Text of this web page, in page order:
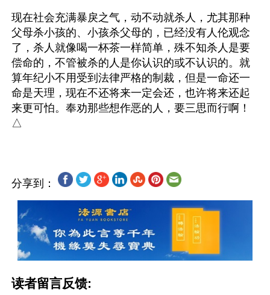
现在社会充满暴戾之气，动不动就杀人，尤其那种
父母杀小孩的、小孩杀父母的，已经没有人伦观念
了，杀人就像喝一杯茶一样简单，殊不知杀人是要
偿命的，不管被杀的人是你认识的或不认识的。就
算年纪小不用受到法律严格的制裁，但是一命还一
命是天理，现在不还将来一定会还，也许将来还起
来更可怕。奉劝那些想作恶的人，要三思而行啊！
分享到：
读者留言反馈: